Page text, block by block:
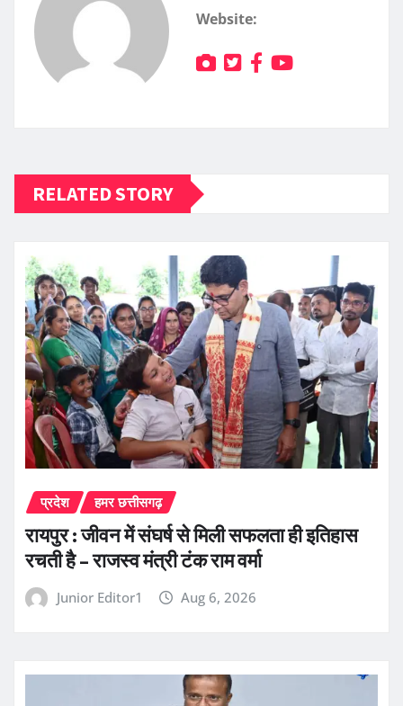
Website:
RELATED STORY
प्रदेश हमर छत्तीसगढ़
रायपुर : जीवन में संघर्ष से मिली सफलता ही इतिहास
रचती है – राजस्व मंत्री टंक राम वर्मा
Junior Editor1 Aug 6, 2026